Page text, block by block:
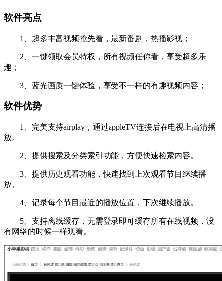
软件亮点
1、超多丰富视频抢先看，最新番剧，热播影视；
2、一键领取会员特权，所有视频任你看，享受超多乐
趣；
3、蓝光画质一键体验，享受不一样的有趣视频内容；
软件优势
1、完美支持airplay，通过appleTV连接后在电视上高清播
放。
2、提供搜索及分类索引功能，方便快速检索内容。
3、提供历史观看功能，快速找到上次观看节目继续播
放。
4、记录每个节目最近的播放位置，下次继续播放。
5、支持离线缓存，无需登录即可缓存所有在线视频，没
有网络的时候一样观看。